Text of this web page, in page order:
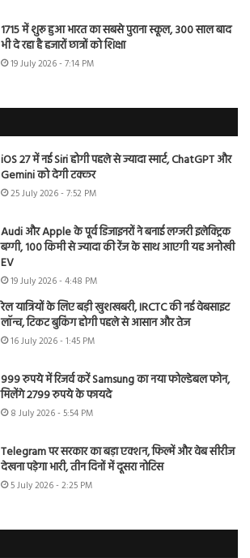
1715 में शुरू हुआ भारत का सबसे पुराना स्कूल, 300 साल बाद
भी दे रहा है हजारों छात्रों को शिक्षा
19 July 2026 - 7:14 PM
iOS 27 में नई Siri होगी पहले से ज्यादा स्मार्ट, ChatGPT और
Gemini को देगी टक्कर
25 July 2026 - 7:52 PM
Audi और Apple के पूर्व डिजाइनरों ने बनाई लग्जरी इलेक्ट्रिक
बग्गी, 100 किमी से ज्यादा की रेंज के साथ आएगी यह अनोखी
EV
19 July 2026 - 4:48 PM
रेल यात्रियों के लिए बड़ी खुशखबरी, IRCTC की नई वेबसाइट
लॉन्च, टिकट बुकिंग होगी पहले से आसान और तेज
16 July 2026 - 1:45 PM
999 रुपये में रिजर्व करें Samsung का नया फोल्डेबल फोन,
मिलेंगे 2799 रुपये के फायदे
8 July 2026 - 5:54 PM
Telegram पर सरकार का बड़ा एक्शन, फिल्में और वेब सीरीज
देखना पड़ेगा भारी, तीन दिनों में दूसरा नोटिस
5 July 2026 - 2:25 PM